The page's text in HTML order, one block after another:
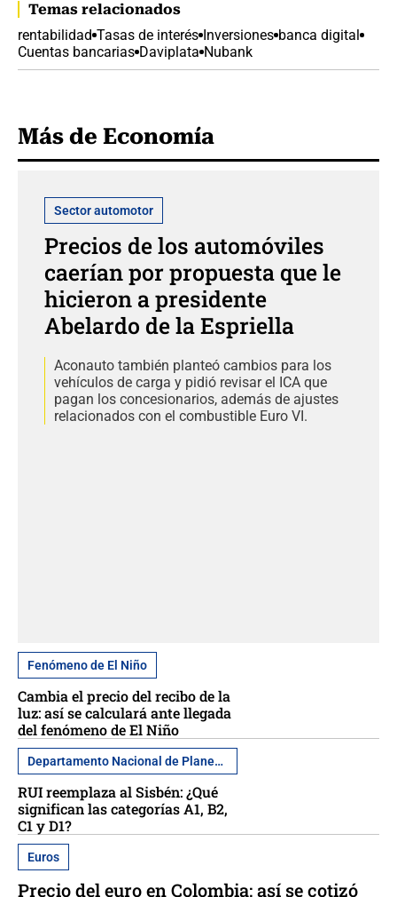
Temas relacionados
rentabilidad Tasas de interés Inversiones banca digital
Cuentas bancarias Daviplata Nubank
Más de Economía
Sector automotor
Precios de los automóviles
caerían por propuesta que le
hicieron a presidente
Abelardo de la Espriella
Aconauto también planteó cambios para los
vehículos de carga y pidió revisar el ICA que
pagan los concesionarios, además de ajustes
relacionados con el combustible Euro VI.
Fenómeno de El Niño
Cambia el precio del recibo de la
luz: así se calculará ante llegada
del fenómeno de El Niño
Departamento Nacional de Planeación
RUI reemplaza al Sisbén: ¿Qué
significan las categorías A1, B2,
C1 y D1?
Euros
Precio del euro en Colombia; así se cotizó